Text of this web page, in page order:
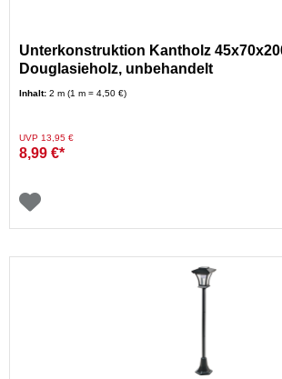
Unterkonstruktion Kantholz
Douglasieholz, unbehandelt
Inhalt: 2 m (1 m = 4,50 €)
Preis reduziert von
UVP 13,95 €auf
8,99 €*